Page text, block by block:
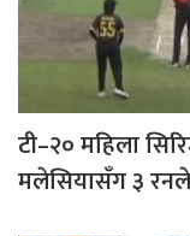
टी–२० महिला
मलेसियासँग ३